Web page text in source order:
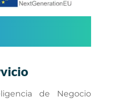
de Negocio